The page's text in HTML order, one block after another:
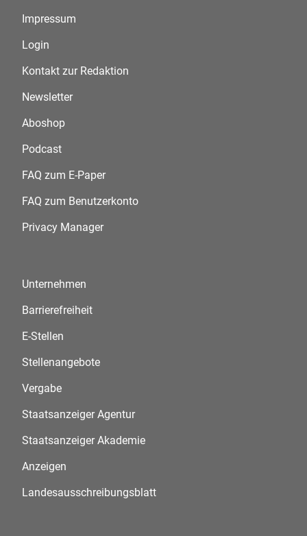
Impressum
Login
Kontakt zur Redaktion
Newsletter
Aboshop
Podcast
FAQ zum E-Paper
FAQ zum Benutzerkonto
Privacy Manager
Unternehmen
Barrierefreiheit
E-Stellen
Stellenangebote
Vergabe
Staatsanzeiger Agentur
Staatsanzeiger Akademie
Anzeigen
Landesausschreibungsblatt